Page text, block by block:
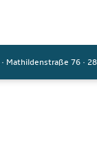
· Mathildenstraße 76 ·